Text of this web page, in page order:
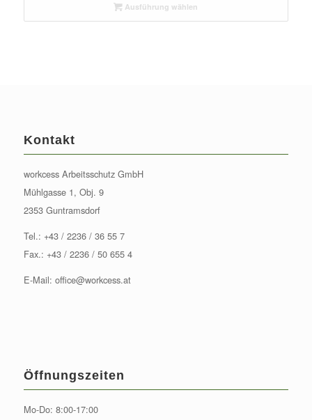
Ausführung wählen
Kontakt
workcess Arbeitsschutz GmbH
Mühlgasse 1, Obj. 9
2353 Guntramsdorf
Tel.: +43 / 2236 / 36 55 7
Fax.: +43 / 2236 / 50 655 4
E-Mail: office@workcess.at
Öffnungszeiten
Mo-Do: 8:00-17:00